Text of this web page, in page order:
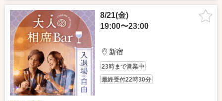
8/21(金)
19:00〜23:00
新宿
23時まで営業中
最終受付22時30分